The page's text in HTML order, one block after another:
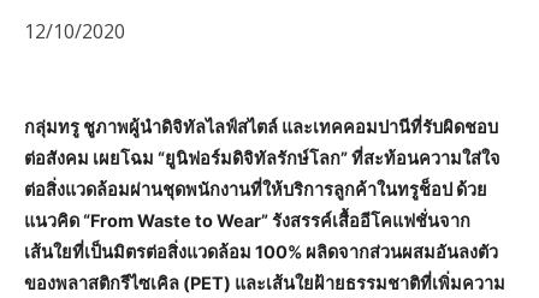
12/10/2020
กลุ่มทรู ชูภาพผู้นำดิจิทัลไลฟ์สไตล์ และเทคคอมปานีที่รับผิดชอบ
ต่อสังคม เผยโฉม “ยูนิฟอร์มดิจิทัลรักษ์โลก” ที่สะท้อนความใส่ใจ
ต่อสิ่งแวดล้อมผ่านชุดพนักงานที่ให้บริการลูกค้าในทรูช็อป ด้วย
แนวคิด “From Waste to Wear” รังสรรค์เสื้ออีโคแฟชั่นจาก
เส้นใยที่เป็นมิตรต่อสิ่งแวดล้อม 100% ผลิดจากส่วนผสมอันลงตัว
ของพลาสติกรีไซเคิล (PET) และเส้นใยฝ้ายธรรมชาติที่เพิ่มความ